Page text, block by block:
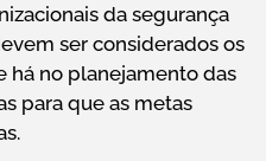
da segurança
ser considerados os
há no planejamento das
para que as metas